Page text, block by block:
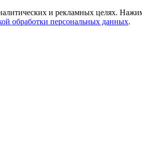
и рекламных целях.
обработки персональных данных.